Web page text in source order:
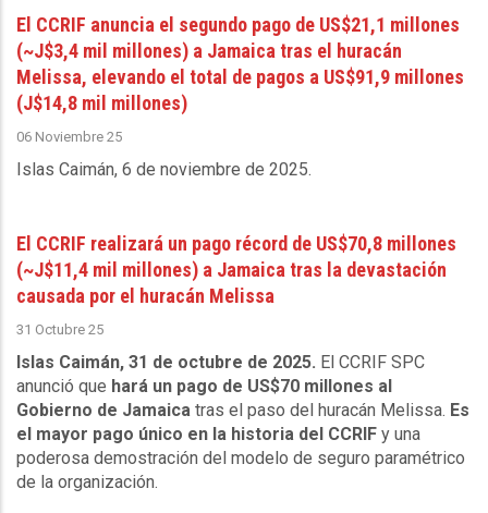
El CCRIF anuncia el segundo pago de US$21,1 millones
(~J$3,4 mil millones) a Jamaica tras el huracán
Melissa, elevando el total de pagos a US$91,9 millones
(J$14,8 mil millones)
06 Noviembre 25
Islas Caimán, 6 de noviembre de 2025.
El CCRIF realizará un pago récord de US$70,8 millones
(~J$11,4 mil millones) a Jamaica tras la devastación
causada por el huracán Melissa
31 Octubre 25
Islas Caimán, 31 de octubre de 2025. El CCRIF SPC
anunció que hará un pago de US$70 millones al
Gobierno de Jamaica tras el paso del huracán Melissa. Es
el mayor pago único en la historia del CCRIF y una
poderosa demostración del modelo de seguro paramétrico
de la organización.